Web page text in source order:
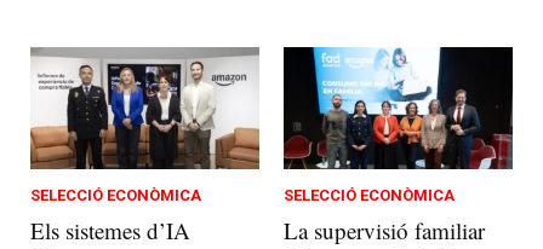
SELECCIÓ ECONÒMICA
Els sistemes d’IA
SELECCIÓ ECONÒMICA
La supervisió familiar